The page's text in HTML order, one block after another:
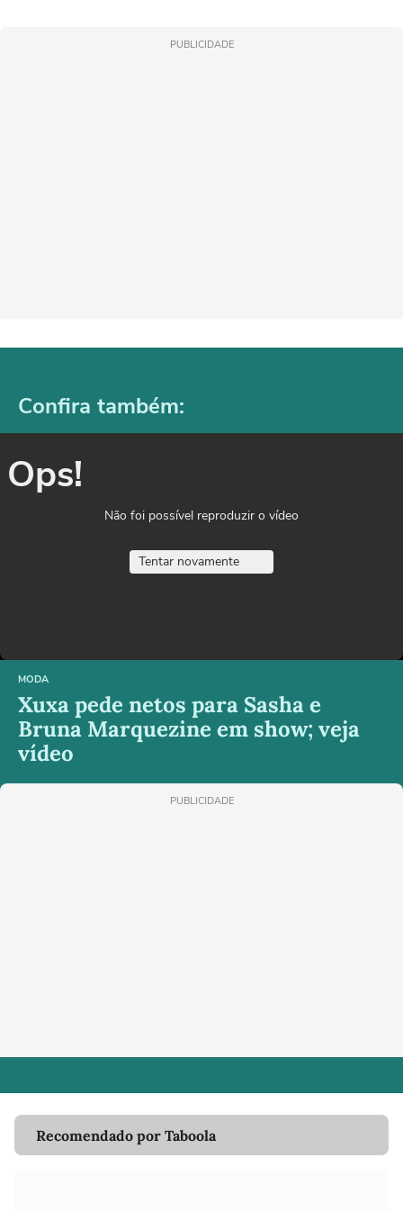
PUBLICIDADE
Confira também:
Ops!
Não foi possível reproduzir o vídeo
Tentar novamente
MODA
Xuxa pede netos para Sasha e
Bruna Marquezine em show; veja
vídeo
PUBLICIDADE
Recomendado por Taboola